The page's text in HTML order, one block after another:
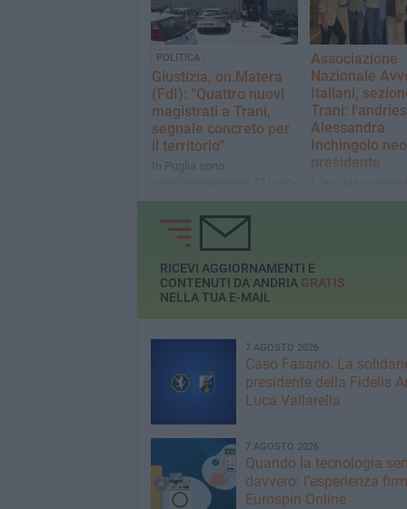
POLITICA
Giustizia, on.Matera
(FdI): “Quattro nuovi
magistrati a Trani,
segnale concreto per
il territorio”
In Puglia sono
magistrati assegnati agli
uffici giudiziari
Associazione
Nazionale
Italiani,
Trani:
Alessandra
Inchingolo neo
presidente
L 'avv.
Mastrototaro,
RICEVI AGGIORNAMENTI E
CONTENUTI DA ANDRIA GRATIS
NELLA TUA E-MAIL
7 AGOSTO 2026
Caso Fasano. La
presidente della Fidelis
Luca Vallarella
7 AGOSTO 2026
Quando la tecnologia
davvero: l’esperienza
Eurospin Online